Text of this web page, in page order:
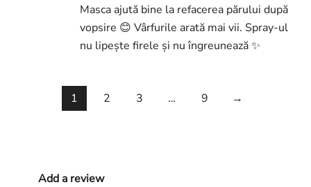
Masca ajută bine la refacerea părului după
vopsire 😊 Vârfurile arată mai vii. Spray-ul
nu lipește firele și nu îngreunează ✨
1 2 3 … 9 →
Add a review